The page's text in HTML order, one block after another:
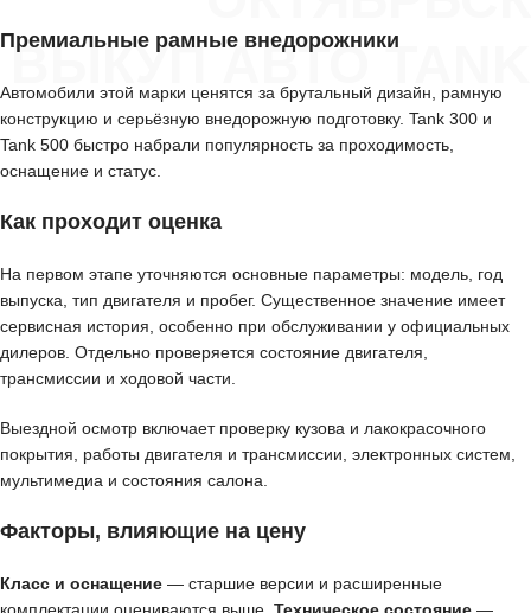
ВЫКУП АВТО TANK
Премиальные рамные внедорожники
Автомобили этой марки ценятся за брутальный дизайн, рамную
конструкцию и серьёзную внедорожную подготовку. Tank 300 и
Tank 500 быстро набрали популярность за проходимость,
оснащение и статус.
Как проходит оценка
На первом этапе уточняются основные параметры: модель, год
выпуска, тип двигателя и пробег. Существенное значение имеет
сервисная история, особенно при обслуживании у официальных
дилеров. Отдельно проверяется состояние двигателя,
трансмиссии и ходовой части.
Выездной осмотр включает проверку кузова и лакокрасочного
покрытия, работы двигателя и трансмиссии, электронных систем,
мультимедиа и состояния салона.
Факторы, влияющие на цену
Класс и оснащение — старшие версии и расширенные
комплектации оцениваются выше. Техническое состояние —